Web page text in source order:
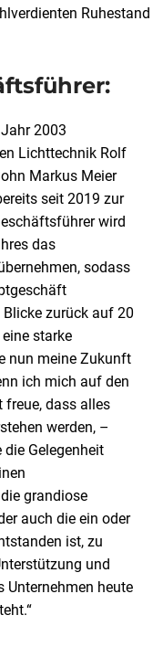
Ruhestand
2003
Lichttechnik Rolf
Markus Meier
seit 2019 zur
wird
das
sodass
zurück auf 20
starke
nun meine Zukunft
ich mich auf den
freue, dass alles
werden, –
Gelegenheit
grandiose
auch die ein oder
ist, zu
und
Unternehmen heute